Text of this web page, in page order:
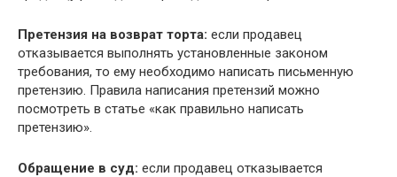
Претензия на возврат торта: если продавец
отказывается выполнять установленные законом
требования, то ему необходимо написать письменную
претензию. Правила написания претензий можно
посмотреть в статье «как правильно написать
претензию».
Обращение в суд: если продавец отказывается